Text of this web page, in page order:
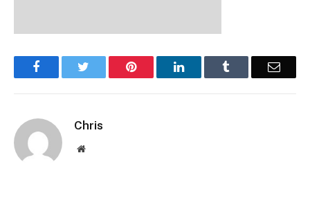
Facebook Pinterest LinkedIn Email
Chris
Website